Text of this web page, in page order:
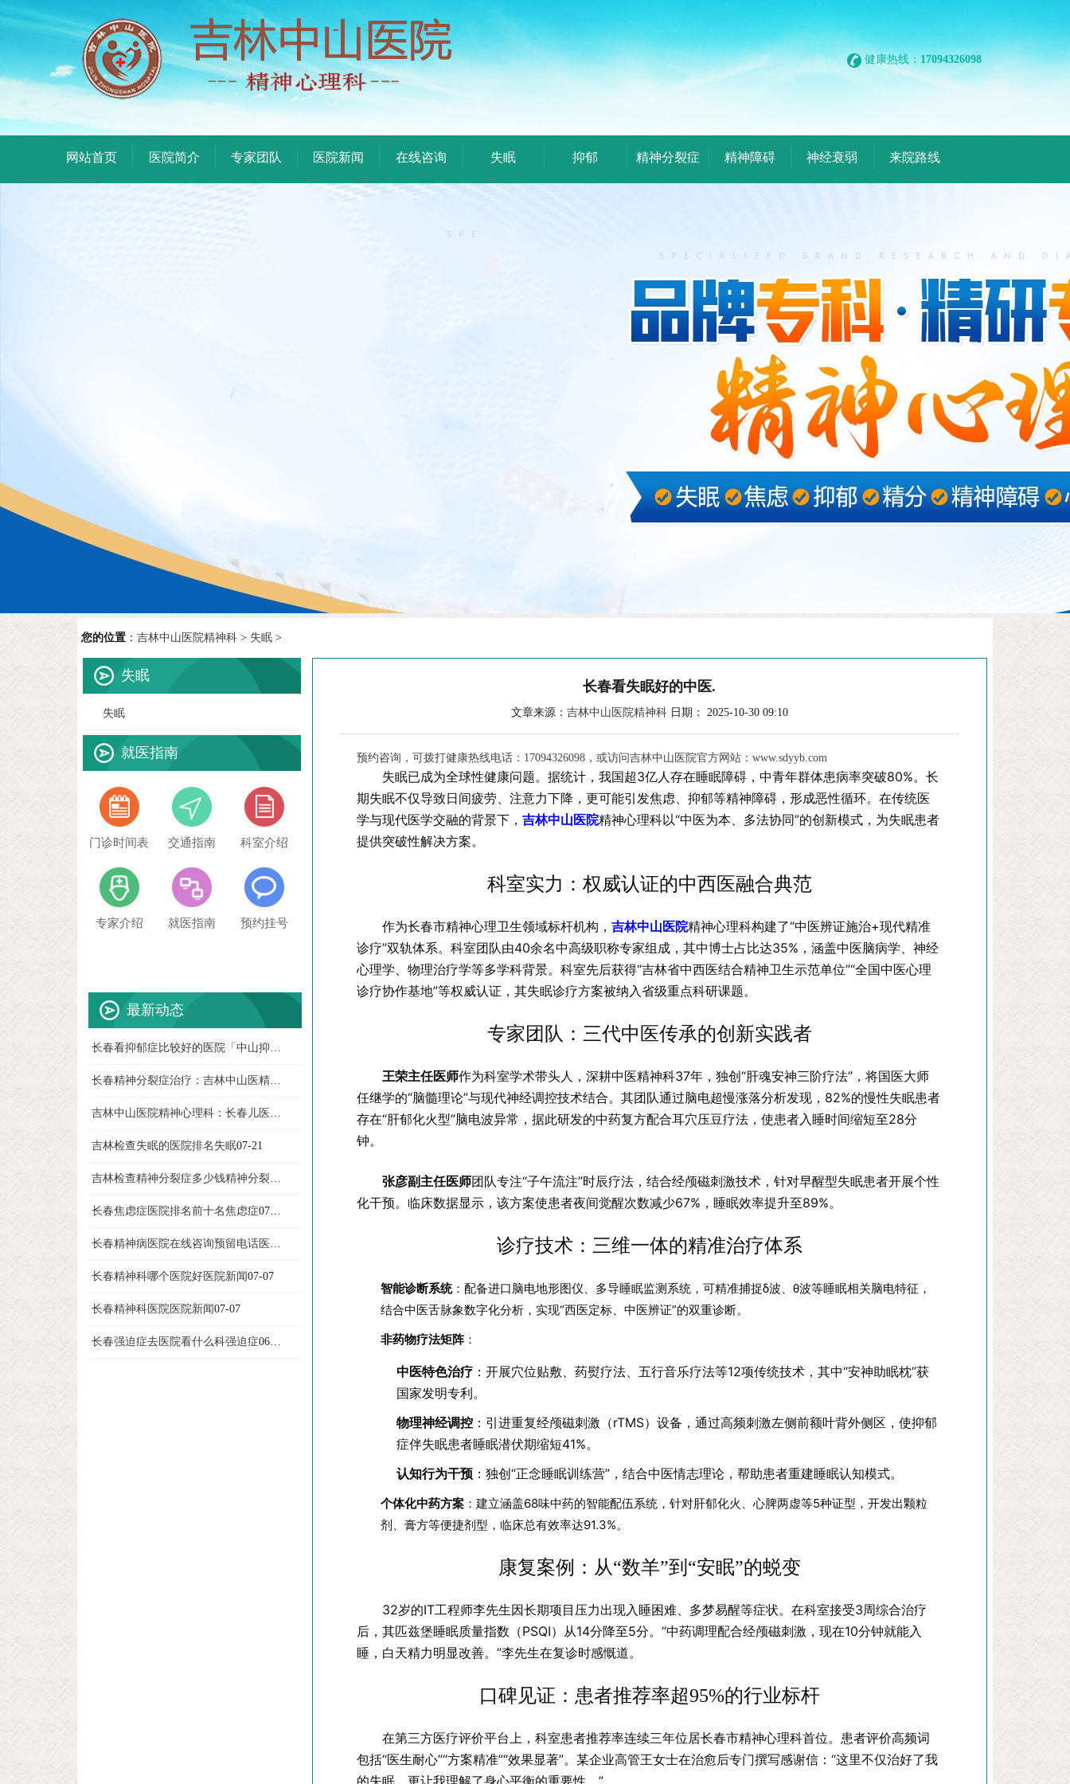
健康热线： 17094326098
网站首页 医院简介 专家团队 医院新闻 在线咨询 失眠 抑郁 精神分裂症 精神障碍 神经衰弱 来院路线
您的位置 ： 吉林中山医院精神科 > 失眠 >
失眠
失眠
就医指南
门诊时间表 交通指南 科室介绍
专家介绍 就医指南 预约挂号
最新动态
长春看抑郁症比较好的医院「中山抑郁症
长春精神分裂症治疗：吉林中山医精神分裂症
吉林中山医院精神心理科：长春儿医院新闻
吉林检查失眠的医院排名失眠07-21
吉林检查精神分裂症多少钱精神分裂症
长春焦虑症医院排名前十名焦虑症07-08
长春精神病医院在线咨询预留电话医院新闻
长春精神科哪个医院好医院新闻07-07
长春精神科医院医院新闻07-07
长春强迫症去医院看什么科强迫症06-26
长春看失眠好的中医.
文章来源： 吉林中山医院精神科日期： 2025-10-30 09:10
预约咨询，可拨打健康热线电话：17094326098，或访问吉林中山医院官方网站：www.sdyyb.com
失眠已成为全球性健康问题。据统计，我国超3亿人存在睡眠障碍，中青年群体患病率突破80%。长
期失眠不仅导致日间疲劳、注意力下降，更可能引发焦虑、抑郁等精神障碍，形成恶性循环。在传统医
学与现代医学交融的背景下，吉林中山医院精神心理科以“中医为本、多法协同”的创新模式，为失眠患者
提供突破性解决方案。
科室实力：权威认证的中西医融合典范
作为长春市精神心理卫生领域标杆机构，吉林中山医院精神心理科构建了“中医辨证施治+现代精准
诊疗”双轨体系。科室团队由40余名中高级职称专家组成，其中博士占比达35%，涵盖中医脑病学、神经
心理学、物理治疗学等多学科背景。科室先后获得“吉林省中西医结合精神卫生示范单位”“全国中医心理
诊疗协作基地”等权威认证，其失眠诊疗方案被纳入省级重点科研课题。
专家团队：三代中医传承的创新实践者
王荣主任医师作为科室学术带头人，深耕中医精神科37年，独创“肝魂安神三阶疗法”，将国医大师
任继学的“脑髓理论”与现代神经调控技术结合。其团队通过脑电超慢涨落分析发现，82%的慢性失眠患者
存在“肝郁化火型”脑电波异常，据此研发的中药复方配合耳穴压豆疗法，使患者入睡时间缩短至28分
钟。
张彦副主任医师团队专注“子午流注”时辰疗法，结合经颅磁刺激技术，针对早醒型失眠患者开展个性
化干预。临床数据显示，该方案使患者夜间觉醒次数减少67%，睡眠效率提升至89%。
诊疗技术：三维一体的精准治疗体系
智能诊断系统：配备进口脑电地形图仪、多导睡眠监测系统，可精准捕捉δ波、θ波等睡眠相关脑电特征，
结合中医舌脉象数字化分析，实现“西医定标、中医辨证”的双重诊断。
非药物疗法矩阵：
中医特色治疗 ：开展穴位贴敷、药熨疗法、五行音乐疗法等12项传统技术，其中“安神助眠枕”获
国家发明专利。
物理神经调控 ：引进重复经颅磁刺激（rTMS）设备，通过高频刺激左侧前额叶背外侧区，使抑郁
症伴失眠患者睡眠潜伏期缩短41%。
认知行为干预 ：独创“正念睡眠训练营”，结合中医情志理论，帮助患者重建睡眠认知模式。
个体化中药方案 ：建立涵盖68味中药的智能配伍系统，针对肝郁化火、心脾两虚等5种证型，开发出颗粒
剂、膏方等便捷剂型，临床总有效率达91.3%。
康复案例：从“数羊”到“安眠”的蜕变
32岁的IT工程师李先生因长期项目压力出现入睡困难、多梦易醒等症状。在科室接受3周综合治疗
后，其匹兹堡睡眠质量指数（PSQI）从14分降至5分。“中药调理配合经颅磁刺激，现在10分钟就能入
睡，白天精力明显改善。”李先生在复诊时感慨道。
口碑见证：患者推荐率超95%的行业标杆
在第三方医疗评价平台上，科室患者推荐率连续三年位居长春市精神心理科首位。患者评价高频词
包括“医生耐心”“方案精准”“效果显著”。某企业高管王女士在治愈后专门撰写感谢信：“这里不仅治好了我
的失眠，更让我理解了身心平衡的重要性。”